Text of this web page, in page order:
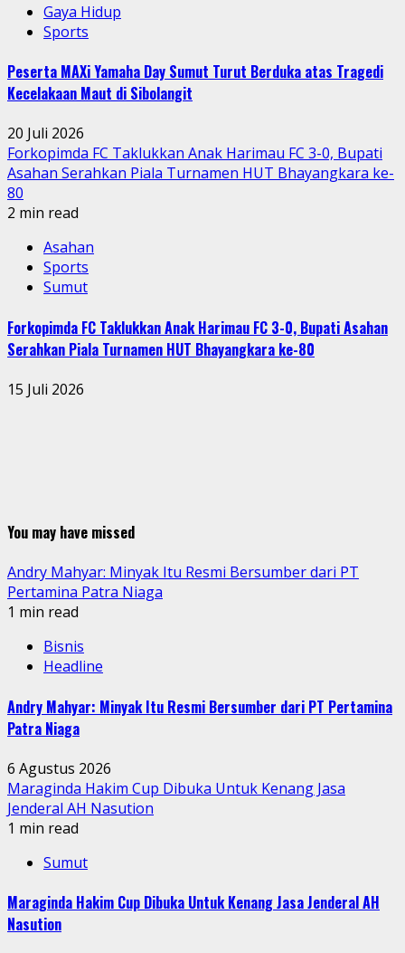
Gaya Hidup
Sports
Peserta MAXi Yamaha Day Sumut Turut Berduka atas Tragedi
Kecelakaan Maut di Sibolangit
20 Juli 2026
Forkopimda FC Taklukkan Anak Harimau FC 3-0, Bupati
Asahan Serahkan Piala Turnamen HUT Bhayangkara ke-
80
2 min read
Asahan
Sports
Sumut
Forkopimda FC Taklukkan Anak Harimau FC 3-0, Bupati Asahan
Serahkan Piala Turnamen HUT Bhayangkara ke-80
15 Juli 2026
You may have missed
Andry Mahyar: Minyak Itu Resmi Bersumber dari PT
Pertamina Patra Niaga
1 min read
Bisnis
Headline
Andry Mahyar: Minyak Itu Resmi Bersumber dari PT Pertamina
Patra Niaga
6 Agustus 2026
Maraginda Hakim Cup Dibuka Untuk Kenang Jasa
Jenderal AH Nasution
1 min read
Sumut
Maraginda Hakim Cup Dibuka Untuk Kenang Jasa Jenderal AH
Nasution